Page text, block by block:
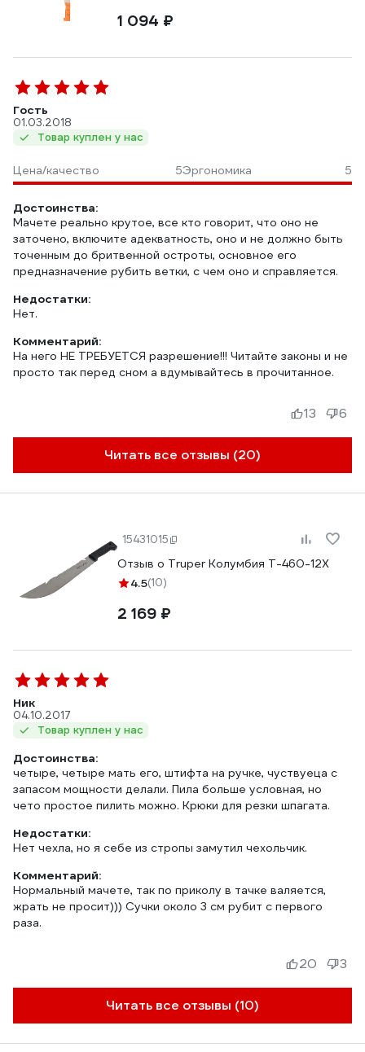
1 094 ₽
Гость
01.03.2018
Товар куплен у нас
Цена/качество 5Эргономика 5
Достоинства:
Мачете реально крутое, все кто говорит, что оно не
заточено, включите адекватность, оно и не должно быть
точенным до бритвенной остроты, основное его
предназначение рубить ветки, с чем оно и справляется.
Недостатки:
Нет.
Комментарий:
На него НЕ ТРЕБУЕТСЯ разрешение!!! Читайте законы и не
просто так перед сном а вдумывайтесь в прочитанное.
Читать все отзывы (20)
13 6
15431015
Отзыв о Truper Колумбия T-460-12X
4.5(10)
2 169 ₽
Ник
04.10.2017
Товар куплен у нас
Достоинства:
четыре, четыре мать его, штифта на ручке, чуствуеца с
запасом мощности делали. Пила больше условная, но
чето простое пилить можно. Крюки для резки шпагата.
Недостатки:
Нет чехла, но я себе из стропы замутил чехольчик.
Комментарий:
Нормальный мачете, так по приколу в тачке валяется,
жрать не просит))) Сучки около 3 см рубит с первого
раза.
Читать все отзывы (10)
20 3